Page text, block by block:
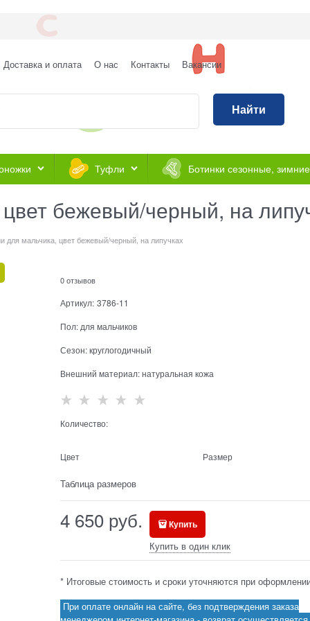
Доставка и оплата О нас Контакты Вакансии
Найти
Туфли Ботинки сезонные, зимние
бежевый/черный, на
для мальчика, цвет бежевый/черный, на липучках
0 отзывов
Артикул: 3786-11
Пол: для мальчиков
Сезон:круглогодичный
Внешний материал:натуральная кожа
Количество:
Цвет Размер
Таблица размеров
4 650 руб. Купить
Купить в один клик
* Итоговые стоимость и сроки уточняются при
При оплате онлайн на сайте, без подтверждения заказа